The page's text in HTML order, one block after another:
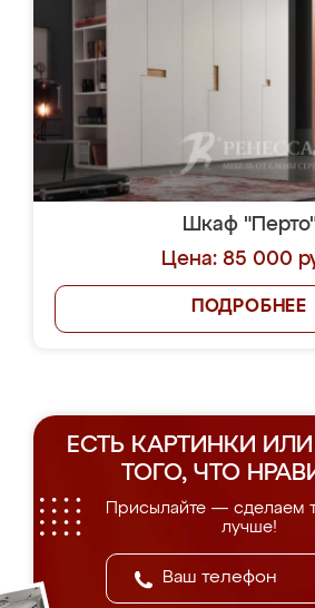
Шкаф
Цена: 85 000
ПОДРОБНЕЕ
ЕСТЬ КАРТИНКИ
ТОГО, ЧТО
Присылайте — сделаем
лучше!